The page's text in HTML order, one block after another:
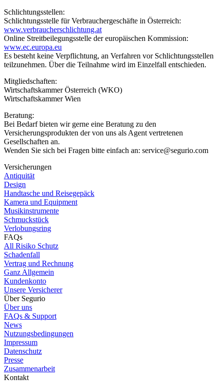
Schlichtungsstellen:
Schlichtungsstelle für Verbrauchergeschäfte in Österreich:
www.verbraucherschlichtung.at
Online Streitbeilegungsstelle der europäischen Kommission:
www.ec.europa.eu
Es besteht keine Verpflichtung, an Verfahren vor Schlichtungsstellen
teilzunehmen. Über die Teilnahme wird im Einzelfall entschieden.
Mitgliedschaften:
Wirtschaftskammer Österreich (WKO)
Wirtschaftskammer Wien
Beratung:
Bei Bedarf bieten wir gerne eine Beratung zu den
Versicherungsprodukten der von uns als Agent vertretenen
Gesellschaften an.
Wenden Sie sich bei Fragen bitte einfach an: service@segurio.com
Versicherungen
Antiquität
Design
Handtasche und Reisegepäck
Kamera und Equipment
Musikinstrumente
Schmuckstück
Verlobungsring
FAQs
All Risiko Schutz
Schadenfall
Vertrag und Rechnung
Ganz Allgemein
Kundenkonto
Unsere Versicherer
Über Segurio
Über uns
FAQs & Support
News
Nutzungsbedingungen
Impressum
Datenschutz
Presse
Zusammenarbeit
Kontakt